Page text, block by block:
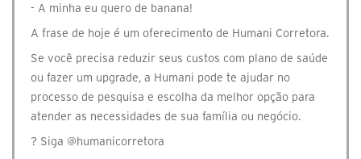
- A minha eu quero de banana!
A frase de hoje é um oferecimento de Humani Corretora.
Se você precisa reduzir seus custos com plano de saúde
ou fazer um upgrade, a Humani pode te ajudar no
processo de pesquisa e escolha da melhor opção para
atender as necessidades de sua família ou negócio.
? Siga @humanicorretora